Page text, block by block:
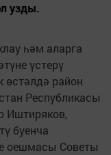
узды.
һәм аларга
үстерү
өстәлдә район
Республикасы
Иштиряков,
буенча
оешмасы Советы